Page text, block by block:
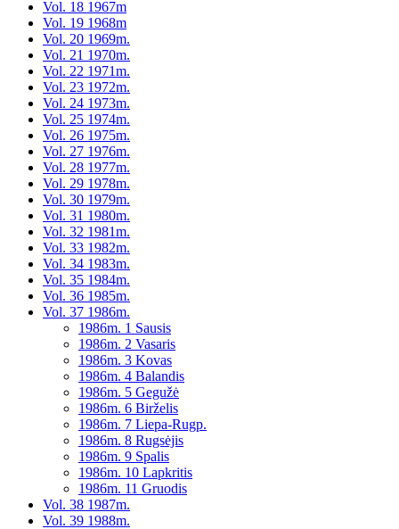
Vol. 18 1967m
Vol. 19 1968m
Vol. 20 1969m.
Vol. 21 1970m.
Vol. 22 1971m.
Vol. 23 1972m.
Vol. 24 1973m.
Vol. 25 1974m.
Vol. 26 1975m.
Vol. 27 1976m.
Vol. 28 1977m.
Vol. 29 1978m.
Vol. 30 1979m.
Vol. 31 1980m.
Vol. 32 1981m.
Vol. 33 1982m.
Vol. 34 1983m.
Vol. 35 1984m.
Vol. 36 1985m.
Vol. 37 1986m.
1986m. 1 Sausis
1986m. 2 Vasaris
1986m. 3 Kovas
1986m. 4 Balandis
1986m. 5 Gegužė
1986m. 6 Birželis
1986m. 7 Liepa-Rugp.
1986m. 8 Rugsėjis
1986m. 9 Spalis
1986m. 10 Lapkritis
1986m. 11 Gruodis
Vol. 38 1987m.
Vol. 39 1988m.